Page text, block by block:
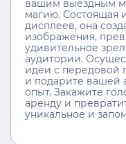
вашим выездным
магию. Состоящая
дисплеев, она
изображения,
удивительное
аудитории.
идеи с передовой
и подарите вашей
опыт. Закажите
аренду и
уникальное и